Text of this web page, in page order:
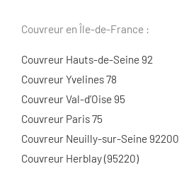
Couvreur en Île-de-France :
Couvreur Hauts-de-Seine 92
Couvreur Yvelines 78
Couvreur Val-d’Oise 95
Couvreur Paris 75
Couvreur Neuilly-sur-Seine 92200
Couvreur Herblay (95220)